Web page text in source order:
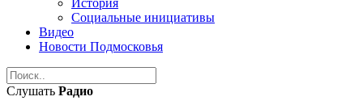
История
Социальные инициативы
Видео
Новости Подмосковья
Слушать Радио